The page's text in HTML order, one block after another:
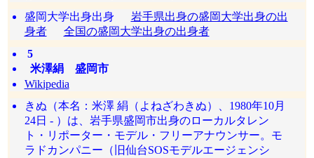
盛岡大学出身出身 岩手県出身の盛岡大学出身の出
身者
全国の盛岡大学出身の出身者
5
米澤絹 盛岡市
Wikipedia
きぬ（本名：米澤 絹（よねざわきぬ）、1980年10月
24日 - ）は、岩手県盛岡市出身のローカルタレン
ト・リポーター・モデル・フリーアナウンサー。モ
ラドカンパニー（旧仙台SOSモデルエージェンシ